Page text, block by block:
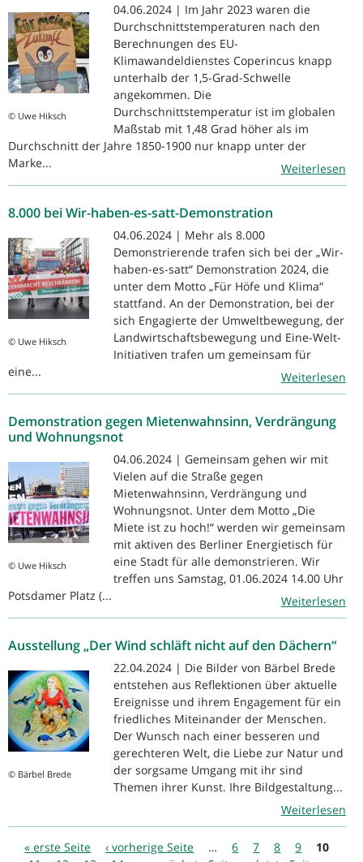
© Uwe Hiksch
04.06.2024 | Im Jahr 2023 waren die
Durchschnittstemperaturen nach den
Berechnungen des EU-
Klimawandeldienstes Coperincus knapp
unterhalb der 1,5-Grad-Schwelle
angekommen. Die
Durchschnittstemperatur ist im globalen
Maßstab mit 1,48 Grad höher als im
Durchschnitt der Jahre 1850-1900 nur knapp unter der
Marke...
Weiterlesen
8.000 bei Wir-haben-es-satt-Demonstration
© Uwe Hiksch
04.06.2024 | Mehr als 8.000
Demonstrierende trafen sich bei der „Wir-
haben-es-satt“ Demonstration 2024, die
unter dem Motto „Für Höfe und Klima“
stattfand. An der Demonstration, bei der
sich Engagierte der Umweltbewegung, der
Landwirtschaftsbewegung und Eine-Welt-
Initiativen trafen um gemeinsam für
eine...
Weiterlesen
Demonstration gegen Mietenwahnsinn, Verdrängung
und Wohnungsnot
© Uwe Hiksch
04.06.2024 | Gemeinsam gehen wir mit
Vielen auf die Straße gegen
Mietenwahnsinn, Verdrängung und
Wohnungsnot. Unter dem Motto „Die
Miete ist zu hoch!“ werden wir gemeinsam
mit aktiven des Berliner Energietisch für
eine Stadt für alle demonstrieren. Wir
treffen uns Samstag, 01.06.2024 14.00 Uhr
Potsdamer Platz (...
Weiterlesen
Ausstellung „Der Wind schläft nicht auf den Dächern“
© Bärbel Brede
22.04.2024 | Die Bilder von Bärbel Brede
entstehen aus Reflektionen über aktuelle
Ereignisse und ihrem Engagement für ein
friedliches Miteinander der Menschen.
Der Wunsch nach einer besseren und
gerechteren Welt, die Liebe zur Natur und
der sorgsame Umgang mit ihr sind
Themen ihrer Kunst. Ihre Bildgestaltung...
Weiterlesen
Seiten
« erste Seite ‹ vorherige Seite … 6 7 8 9
10